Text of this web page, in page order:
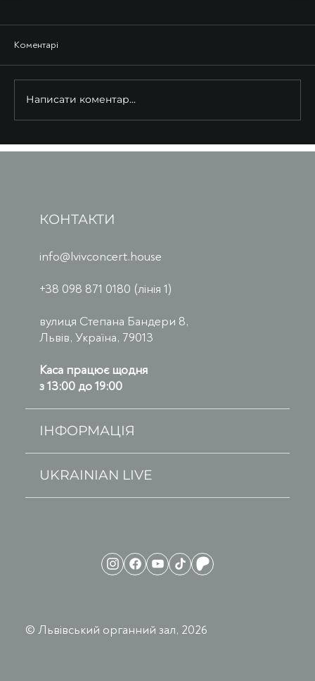
Коментарі
Написати коментар...
© Львівський органний зал, 2026
КОНТАКТИ
info@lvivconcert.house
+38 098 871 0180 (лінія 1)
вулиця Степана Бандери 8,
Львів, Україна, 79013
Каса працює щодня
з 13:00 до 19:00
ІНФОРМАЦІЯ
UKRAINIAN LIVE